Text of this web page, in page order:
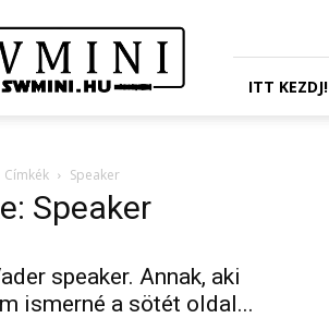
ITT KEZDJ!
Címkék Speaker
Speaker
speaker. Annak, aki
ismerné a sötét oldal...